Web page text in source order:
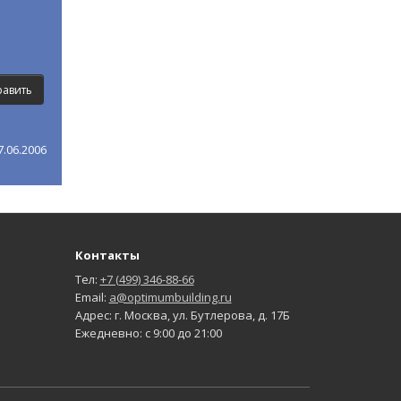
Контакты
Тел: +7 (499) 346-88-66
Email: a@optimumbuilding.ru
Адрес: г. Москва, ул. Бутлерова, д. 17Б
Ежедневно: с 9:00 до 21:00